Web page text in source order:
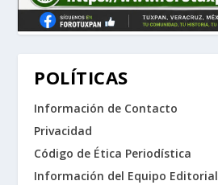
POLÍTICAS
Información de Contacto
Privacidad
Código de Ética Periodística
Información del Equipo Editorial